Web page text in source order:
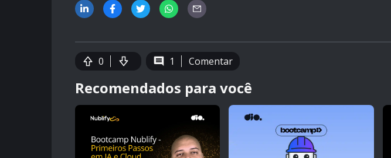
0 1 Comentar
Recomendados para você